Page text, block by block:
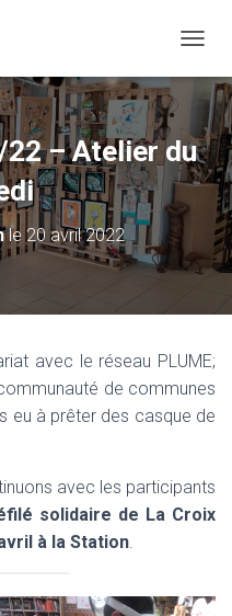
É
I
E
R
A
T
I
O
22 – Atelier du
le 20 avril 2022
avec le réseau PLUME;
de communes
eu à prêter des casque de
avec les participants
solidaire de La Croix
à la Station.